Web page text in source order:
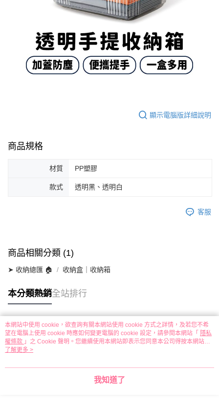
顯示電腦版詳細說明
商品規格
材質 PP塑膠
款式 透明黑、透明白
客服
商品相關分類 (1)
➤ 收納總匯 🏠 收納盒｜收納箱
本分類熱銷全站排行
熱門標籤
本網站中使用 cookie，欲查詢有關本網站使用 cookie 方式之詳情，及若您不希
望在電腦上使用 cookie 時應如何變更電腦的 cookie 設定，請參閱本網站「 隱私
權條款 」之 Cookie 聲明。您繼續使用本網站即表示您同意本公司得按本網站使
用條款之 Cookie 聲明使用 cookie。
了解更多 >
我知道了